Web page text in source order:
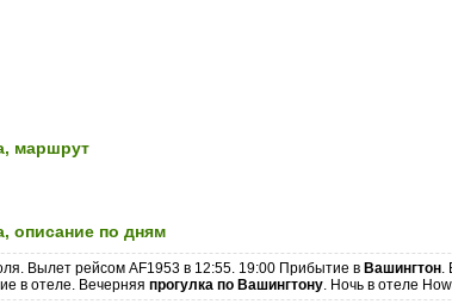
маршрут
описание по дням
Вылет рейсом AF1953 в 12:55. 19:00 Прибытие в Вашингтон.
в отеле. Вечерняя прогулка по Вашингтону. Ночь в отеле